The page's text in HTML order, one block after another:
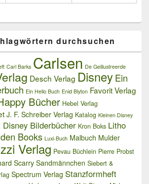
durchsuchen
Carl Barks Carlsen De Geillustreerde
Desch Verlag DisneyEin
Ein Hello Buch Enid Blyton Favorit Verlag
Bücher Hebel Verlag
J. F. Schreiber Verlag Katalog Kleinen Disney
Disney Bilderbücher Kron Boks Litho
Books Luxi-Buch Malbuch Mulder
Verlag Pevau Büchlein Pierre Probst
Scarry Sandmännchen Siebert &
Spectrum Verlag Stanzformheft